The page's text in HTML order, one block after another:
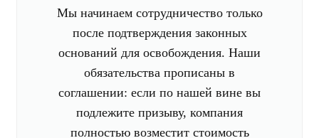
Мы начинаем сотрудничество только
после подтверждения законных
оснований для освобождения. Наши
обязательства прописаны в
соглашении: если по нашей вине вы
подлежите призыву, компания
полностью возместит стоимость